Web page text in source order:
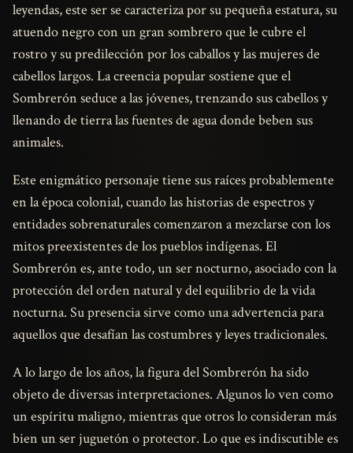
leyendas, este ser se caracteriza por su pequeña estatura, su
atuendo negro con un gran sombrero que le cubre el
rostro y su predilección por los caballos y las mujeres de
cabellos largos. La creencia popular sostiene que el
Sombrerón seduce a las jóvenes, trenzando sus cabellos y
llenando de tierra las fuentes de agua donde beben sus
animales.
Este enigmático personaje tiene sus raíces probablemente
en la época colonial, cuando las historias de espectros y
entidades sobrenaturales comenzaron a mezclarse con los
mitos preexistentes de los pueblos indígenas. El
Sombrerón es, ante todo, un ser nocturno, asociado con la
protección del orden natural y del equilibrio de la vida
nocturna. Su presencia sirve como una advertencia para
aquellos que desafían las costumbres y leyes tradicionales.
A lo largo de los años, la figura del Sombrerón ha sido
objeto de diversas interpretaciones. Algunos lo ven como
un espíritu maligno, mientras que otros lo consideran más
bien un ser juguetón o protector. Lo que es indiscutible es